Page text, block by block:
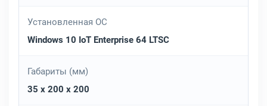
Установленная ОС
Windows 10 IoT Enterprise 64 LTSC
Габариты (мм)
35 x 200 x 200